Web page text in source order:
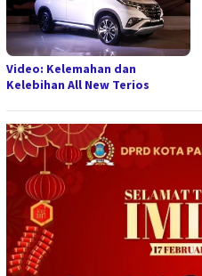
Video: Kelemahan dan
Kelebihan All New Terios